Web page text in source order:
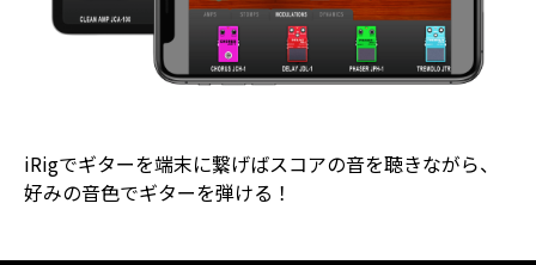
iRigでギターを端末に繋げばスコアの音を聴きながら、
好みの音色でギターを弾ける！